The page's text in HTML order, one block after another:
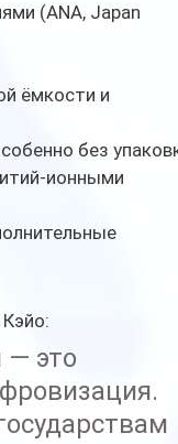
(ANA, Japan
ёмкости и
без
ионными
— это